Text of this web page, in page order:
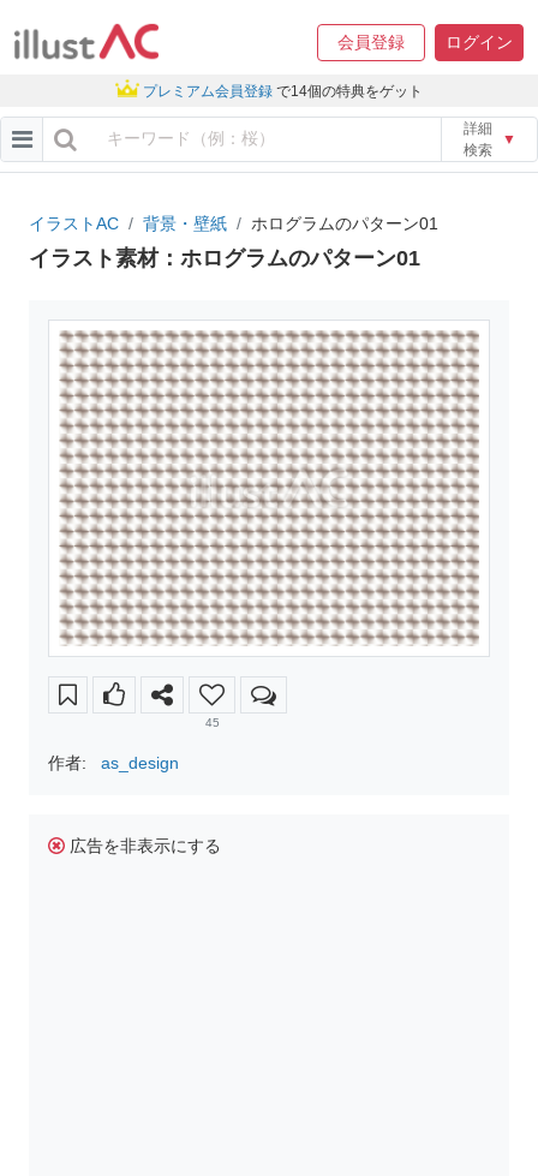
会員登録 ログイン
プレミアム会員登録 で14個の特典をゲット
詳細
検索
▼
イラストAC 背景・壁紙 ホログラムのパターン01
イラスト素材：ホログラムのパターン01
45
作者: as_design
広告を非表示にする